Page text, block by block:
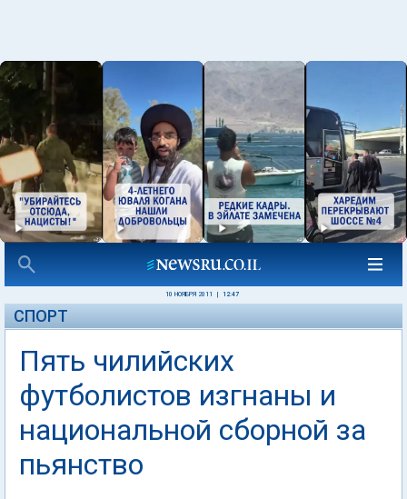
10 НОЯБРЯ 2011 12:47
СПОРТ
Пять чилийских
футболистов изгнаны и
национальной сборной за
пьянство